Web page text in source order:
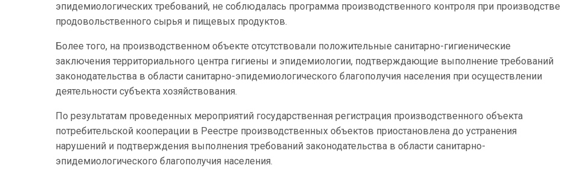
эпидемиологических требований, не соблюдалась программа производственного контроля при производстве
продовольственного сырья и пищевых продуктов.
Более того, на производственном объекте отсутствовали положительные санитарно-гигиенические
заключения территориального центра гигиены и эпидемиологии, подтверждающие выполнение требований
законодательства в области санитарно-эпидемиологического благополучия населения при осуществлении
деятельности субъекта хозяйствования.
По результатам проведенных мероприятий государственная регистрация производственного объекта
потребительской кооперации в Реестре производственных объектов приостановлена до устранения
нарушений и подтверждения выполнения требований законодательства в области санитарно-
эпидемиологического благополучия населения.